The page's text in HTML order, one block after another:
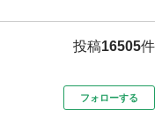
投稿16505件
フォローする